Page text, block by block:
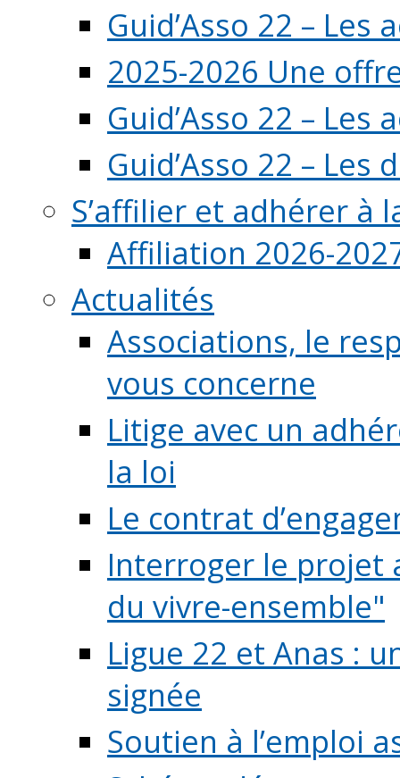
Guid’Asso 22 – Les
2025-2026 Une
Guid’Asso 22 –
Guid’Asso 22 – Les
S’affilier et adhérer à
Affiliation 2026-
Actualités
Associations, le
vous concerne
Litige avec un
la loi
Le contrat
Interroger le projet
du vivre-ensemble"
Ligue 22 et Anas :
signée
Soutien à l’emploi